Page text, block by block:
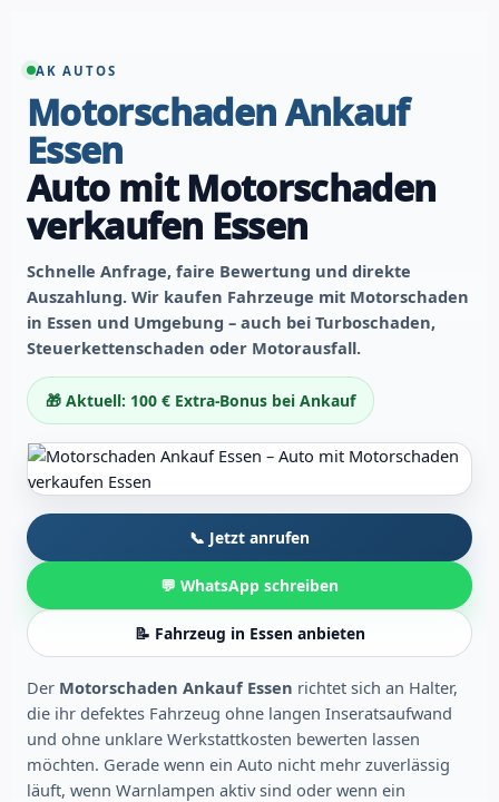
AK AUTOS
Motorschaden Ankauf
Essen
Auto mit Motorschaden
verkaufen Essen
Schnelle Anfrage, faire Bewertung und direkte
Auszahlung. Wir kaufen Fahrzeuge mit Motorschaden
in Essen und Umgebung – auch bei Turboschaden,
Steuerkettenschaden oder Motorausfall.
🎁 Aktuell: 100 € Extra-Bonus bei Ankauf
📞 Jetzt anrufen
💬 WhatsApp schreiben
📝 Fahrzeug in Essen anbieten
Der Motorschaden Ankauf Essen richtet sich an Halter,
die ihr defektes Fahrzeug ohne langen Inseratsaufwand
und ohne unklare Werkstattkosten bewerten lassen
möchten. Gerade wenn ein Auto nicht mehr zuverlässig
läuft, wenn Warnlampen aktiv sind oder wenn ein